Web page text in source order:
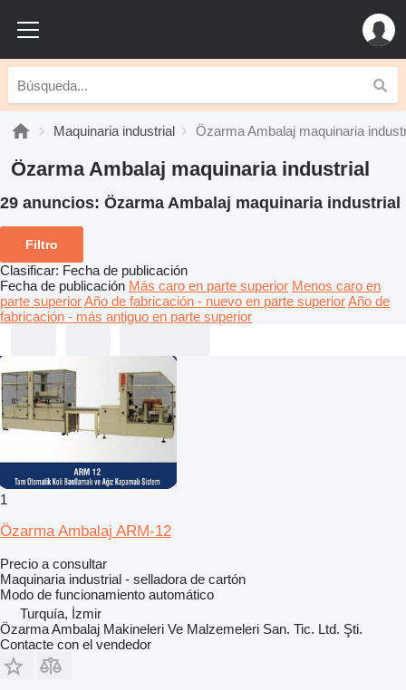
Maquinaria industrial Özarma Ambalaj maquinaria
Özarma Ambalaj maquinaria industrial
29 anuncios: Özarma Ambalaj maquinaria industrial
Filtro
Clasificar: Fecha de publicación
Fecha de publicación Más caro en parte superior Menos caro en
parte superiorAño de fabricación - nuevo en parte superiorAño de
fabricación - más antiguo en parte superior
1
Özarma Ambalaj ARM-12
Precio a consultar
Maquinaria industrial - selladora de cartón
Modo de funcionamiento automático
Turquía, İzmir
Özarma Ambalaj Makineleri Ve Malzemeleri San. Tic. Ltd. Şti.
Contacte con el vendedor